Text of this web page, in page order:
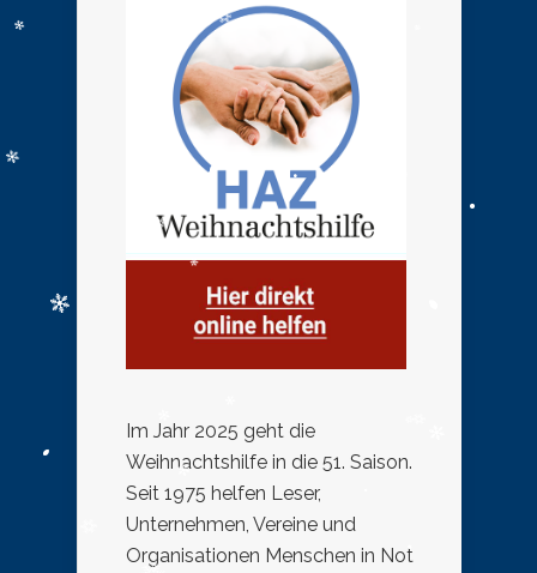
Im Jahr 2025 geht die
Weihnachtshilfe in die 51. Saison.
Seit 1975 helfen Leser,
Unternehmen, Vereine und
Organisationen Menschen in Not